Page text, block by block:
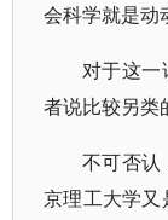
会科学就是动
对于这一
者说比较另类
不可否认
京理工大学又